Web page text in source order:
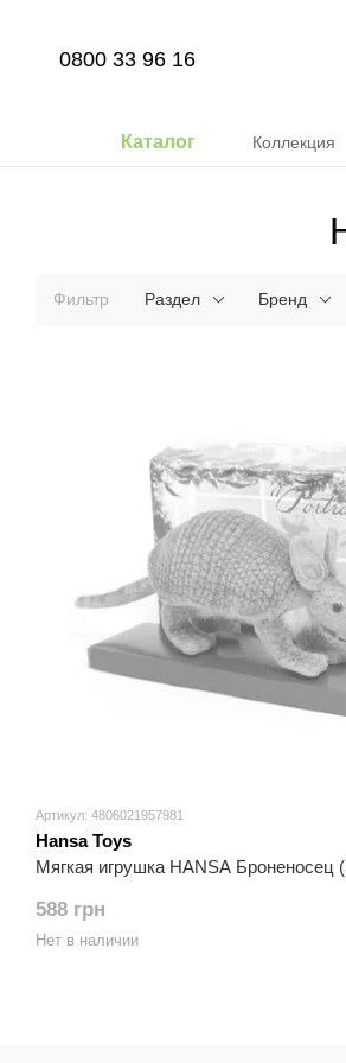
0800 33 96 16
Каталог Коллекция
Фильтр Раздел Бренд
Артикул: 4806021957981
Hansa Toys
Мягкая игрушка HANSA Броненосец
588 грн
Нет в наличии